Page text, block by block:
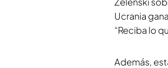
Ucrania
“Reciba lo
Además,